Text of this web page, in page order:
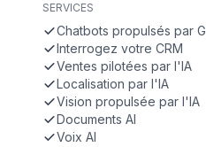
SERVICES
Chatbots propulsés par
Interrogez votre CRM
Ventes pilotées par l'IA
Localisation par l'IA
Vision propulsée par l'IA
Documents AI
Voix AI